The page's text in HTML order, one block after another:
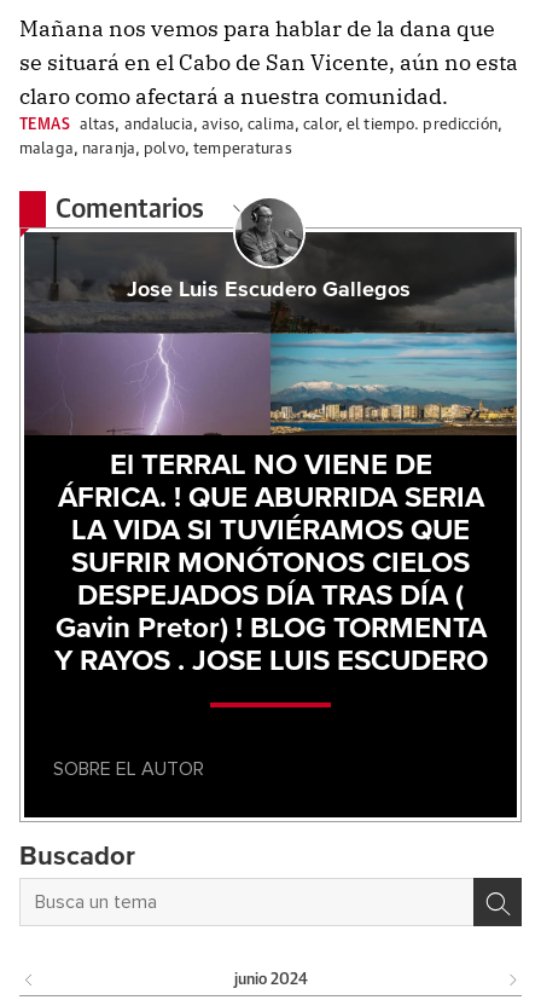
Mañana nos vemos para hablar de la dana que
se situará en el Cabo de San Vicente, aún no esta
claro como afectará a nuestra comunidad.
TEMAS altas, andalucia,aviso,calima,calor,el tiempo. predicción,
malaga, naranja, polvo,temperaturas
Comentarios
Jose Luis Escudero Gallegos
El TERRAL NO VIENE DE
ÁFRICA. ! QUE ABURRIDA SERIA
LA VIDA SI TUVIÉRAMOS QUE
SUFRIR MONÓTONOS CIELOS
DESPEJADOS DÍA TRAS DÍA (
Gavin Pretor) ! BLOG TORMENTA
Y RAYOS . JOSE LUIS ESCUDERO
SOBRE EL AUTOR
Buscador
junio 2024